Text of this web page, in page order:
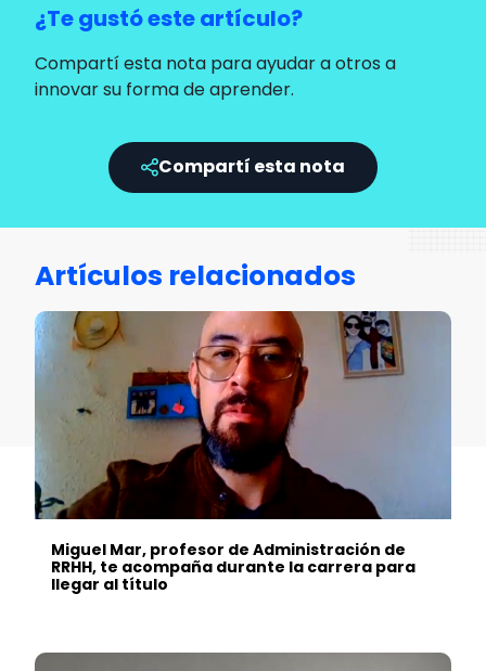
¿Te gustó este artículo?
Compartí esta nota para ayudar a otros a
innovar su forma de aprender.
Compartí esta nota
Artículos relacionados
Miguel Mar, profesor de Administración de
RRHH, te acompaña durante la carrera para
llegar al título